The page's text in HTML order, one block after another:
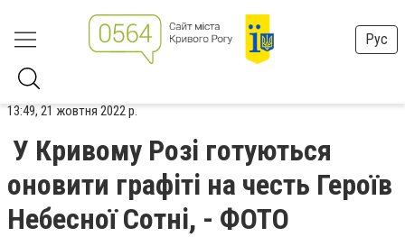
Рус
13:49, 21 жовтня 2022 р.
У Кривому Розі готуються
оновити графіті на честь Героїв
Небесної Сотні, - ФОТО